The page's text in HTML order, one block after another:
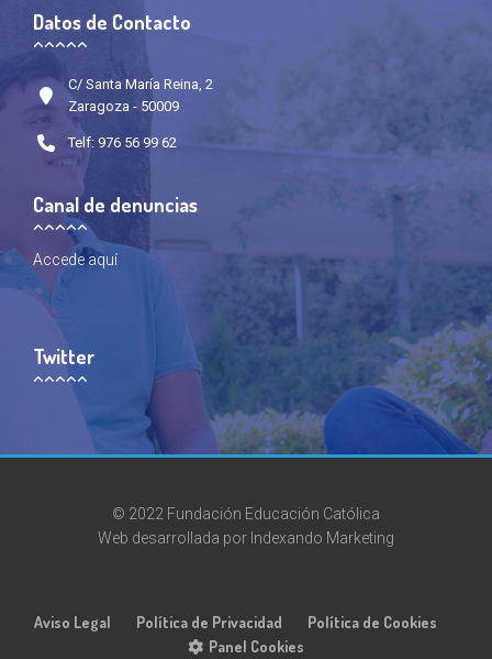
Datos de Contacto
C/ Santa María Reina, 2
Zaragoza - 50009
Telf: 976 56 99 62
Canal de denuncias
Accede aquí
Twitter
© 2022 Fundación Educación Católica
Web desarrollada por Indexando Marketing
Aviso Legal Política de Privacidad
Política de Cookies
Panel Cookies